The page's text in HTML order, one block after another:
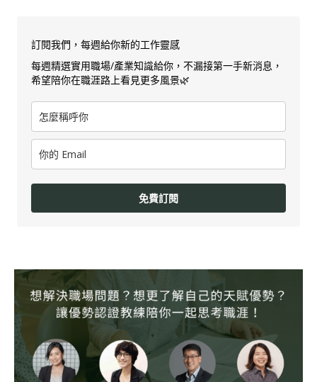
訂閱我們，每週給你新的工作靈感
每週精選實用職場/產業知識給你，不漏接第一手新消息，
希望陪你在職涯路上看見更多風景🌿
免費訂閱